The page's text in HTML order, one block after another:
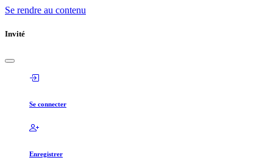
Se rendre au contenu
Invité
Se connecter
Enregistrer